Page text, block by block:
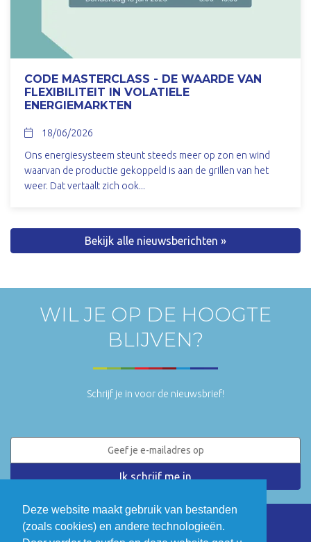
Deze website maakt gebruik van bestanden
(zoals cookies) en andere technologieën.
CODE MASTERCLASS - DE WAARDE VAN
FLEXIBILITEIT IN VOLATIELE
ENERGIEMARKTEN
18/06/2026
Ons energiesysteem steunt steeds meer op zon en wind
waarvan de productie gekoppeld is aan de grillen van het
weer. Dat vertaalt zich ook...
Bekijk alle nieuwsberichten »
WIL JE OP DE HOOGTE
BLIJVEN?
Schrijf je in voor de nieuwsbrief!
LinkedIn Twitter